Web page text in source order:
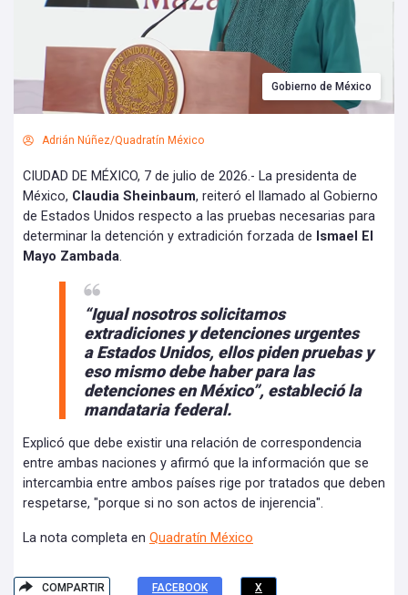
Gobierno de México
Adrián Núñez/Quadratín México
CIUDAD DE MÉXICO, 7 de julio de 2026.- La presidenta de
México, Claudia Sheinbaum, reiteró el llamado al Gobierno
de Estados Unidos respecto a las pruebas necesarias para
determinar la detención y extradición forzada de Ismael El
Mayo Zambada.
“Igual nosotros solicitamos
extradiciones y detenciones urgentes
aEstados Unidos, ellos piden pruebas y
eso mismo debe haber para las
detenciones en México”, estableció la
mandataria federal.
Explicó que debe existir una relación de correspondencia
entre ambas naciones y afirmó que la información que se
intercambia entre ambos países rige por tratados que deben
respetarse, "porque si no son actos de injerencia".
La nota completa en Quadratín México
COMPARTIR FACEBOOK X